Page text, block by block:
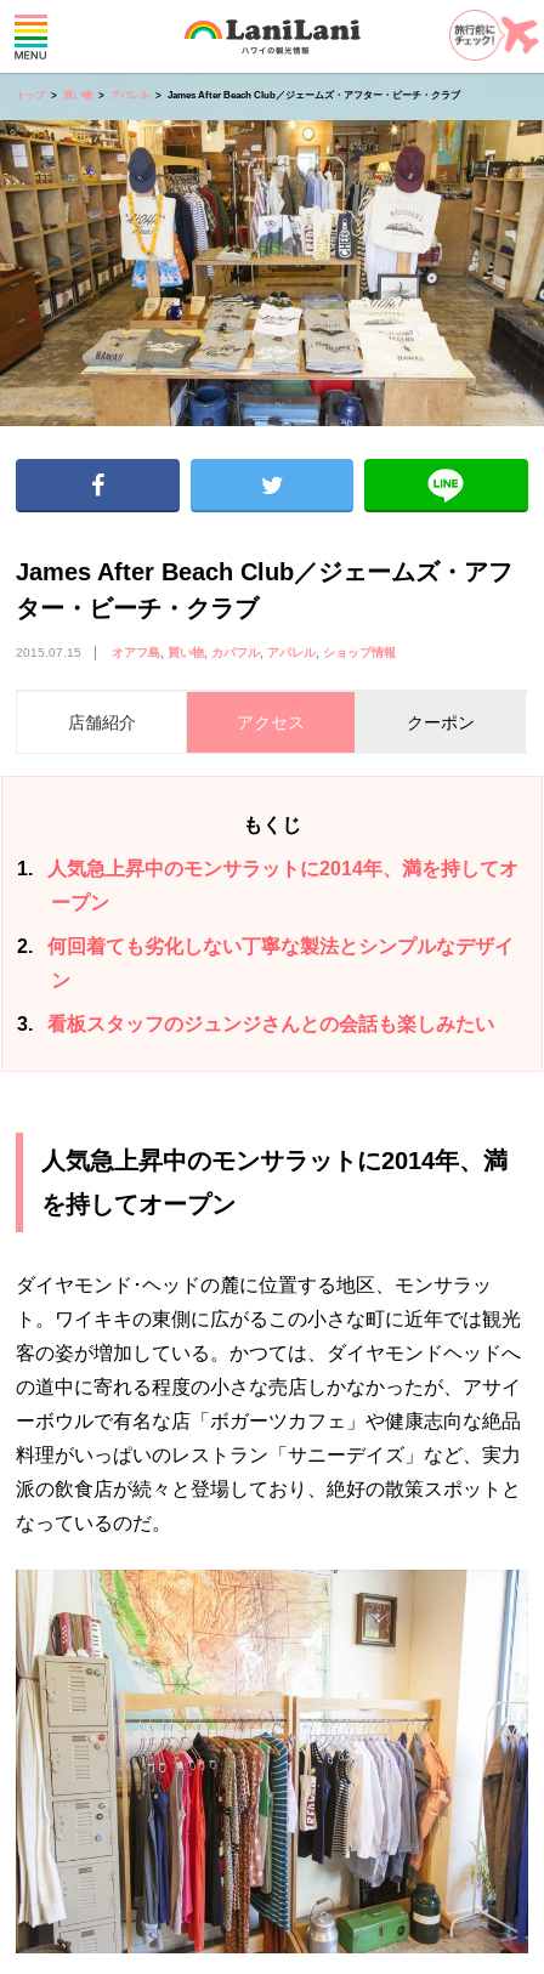
トップ 買い物 アパレル James After Beach Club／ジェームズ・アフター・ビーチ・クラブ
James After Beach Club／ジェームズ・アフ
ター・ビーチ・クラブ
2015.07.15 オアフ島 買い物 カパフル アパレル ショップ情報
店舗紹介 アクセス クーポン
もくじ
1
人気急上昇中のモンサラットに2014年、満を持してオ
ープン
2
何回着ても劣化しない丁寧な製法とシンプルなデザイ
ン
3 看板スタッフのジュンジさんとの会話も楽しみたい
人気急上昇中のモンサラットに2014年、満
を持してオープン
ダイヤモンド･ヘッドの麓に位置する地区、モンサラッ
ト。ワイキキの東側に広がるこの小さな町に近年では観光
客の姿が増加している。かつては、ダイヤモンドヘッドへ
の道中に寄れる程度の小さな売店しかなかったが、アサイ
ーボウルで有名な店「ボガーツカフェ」や健康志向な絶品
料理がいっぱいのレストラン「サニーデイズ」など、実力
派の飲食店が続々と登場しており、絶好の散策スポットと
なっているのだ。